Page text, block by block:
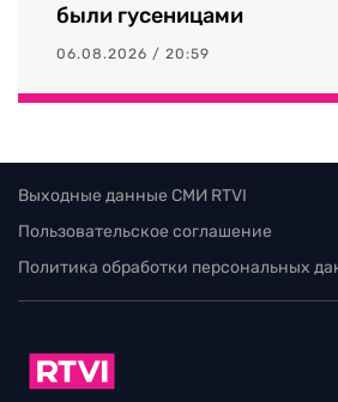
были гусеницами
06.08.2026 / 20:59
Выходные данные СМИ RTVI
Пользовательское соглашение
Политика обработки персональных